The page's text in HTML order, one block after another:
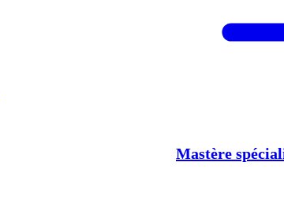
Mastère